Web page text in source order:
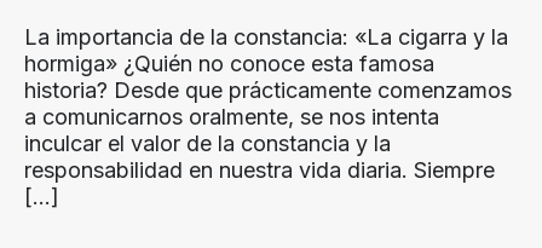
La importancia de la constancia: «La cigarra y la
hormiga» ¿Quién no conoce esta famosa
historia? Desde que prácticamente comenzamos
a comunicarnos oralmente, se nos intenta
inculcar el valor de la constancia y la
responsabilidad en nuestra vida diaria. Siempre
[…]